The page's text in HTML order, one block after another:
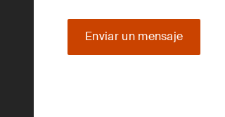
Enviar un mensaje